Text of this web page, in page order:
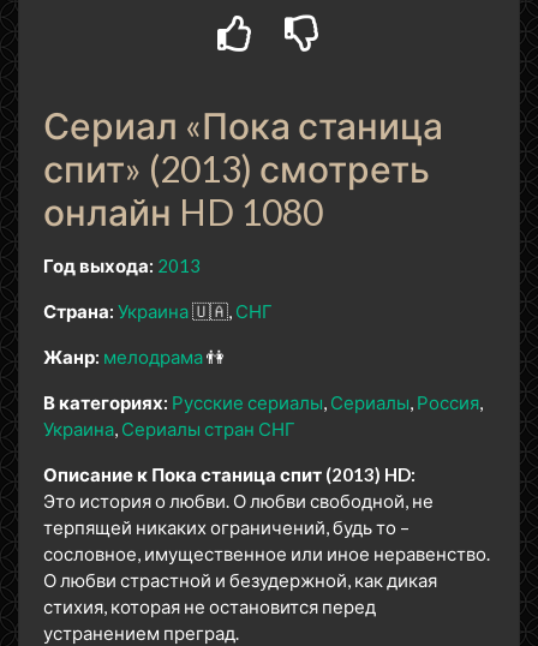
Сериал «Пока станица
спит» (2013) смотреть
онлайн HD 1080
Год выхода: 2013
Страна: Украина🇺🇦 СНГ
Жанр: мелодрама👫
В категориях: Русские сериалы Сериалы Россия
Украина Сериалы стран СНГ
Описание к Пока станица спит (2013) HD:
Это история о любви. О любви свободной, не
терпящей никаких ограничений, будь то –
сословное, имущественное или иное неравенство.
О любви страстной и безудержной, как дикая
стихия, которая не остановится перед
устранением преград.